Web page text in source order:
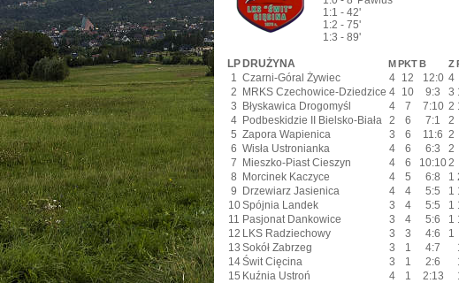
1:1 - 42'
1:2 - 75'
1:3 - 89'
LP DRUŻYNA MPKTB Z
1 Czarni-Góral Żywiec 4 12 12:0 4
2
MRKS Czechowice-Dziedzice 4 10 9:3 3
3
Błyskawica Drogomyśl 4 7 7:10 2
4 Podbeskidzie II Bielsko-Biała 2 6 7:1
2
5 Zapora Wapienica 3 6 11:6 2
6 Wisła Ustronianka 4 6 6:3 2
7
Mieszko-Piast Cieszyn 4 6 10:102
8
Morcinek Kaczyce 4 5 6:8 1
9
Drzewiarz Jasienica 4 4 5:5 1
10Spójnia Landek 3 4 5:5 1
11 Pasjonat Dankowice 3 4 5:6 1
12 LKS Radziechowy 3 3 4:6 1
13 Sokół Zabrzeg 3 1 4:7
14Świt Cięcina 3 1 2:6
15 Kuźnia Ustroń 4 1 2:13